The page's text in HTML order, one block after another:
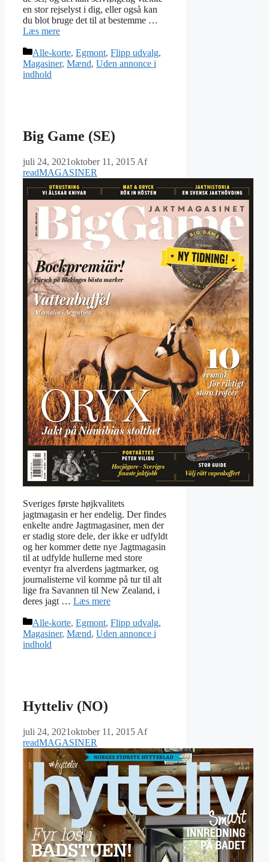
en stor rejselyst i dig, eller også kan
du blot bruge det til at bestemme …
Læs mere
Kategorier
Alle-korte, Egmont, Flipp udvalg,
Magasiner, Mænd, Uden annonce i
indhold
Big Game (SE)
juli 24, 2021oktober 11, 2015 Af
readMAGASINER
Sveriges første højkvalitets
jagtmagasin er her endelig. Der findes
enkelte andre Jagtmagasiner, men der
er stadig store dele, der ikke er udfyldt
og her kommer dette nye Jagtmagasin
til at udfylde hullerne med store
eventyr fra alverdens jagtmarker, og
journalisterne vil komme på tur til alt
lige fra Savannen til New Zealand, i
deres jagt … Læs mere
Kategorier
Alle-korte, Egmont, Flipp udvalg,
Magasiner, Mænd, Uden annonce i
indhold
Hytteliv (NO)
juli 24, 2021oktober 11, 2015 Af
readMAGASINER